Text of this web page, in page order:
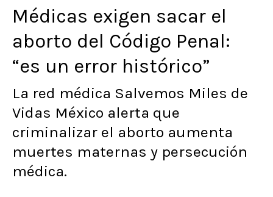
Médicas exigen sacar el
aborto del Código Penal:
“es un error histórico”
La red médica Salvemos Miles de
Vidas México alerta que
criminalizar el aborto aumenta
muertes maternas y persecución
médica.